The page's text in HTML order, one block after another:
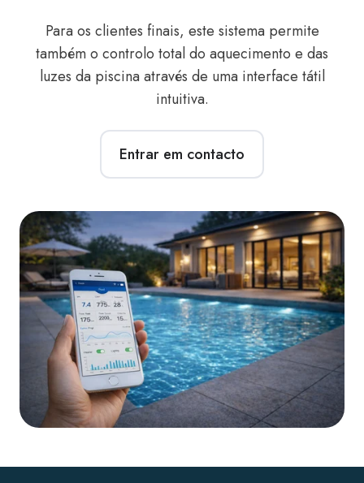
Para os clientes finais, este sistema permite
também o controlo total do aquecimento e das
luzes da piscina através de uma interface tátil
intuitiva.
Entrar em contacto